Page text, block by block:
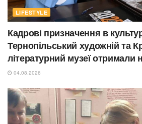
LIFESTYLE
Кадрові призначення в
Тернопільський художній та
літературний музеї отримали
04.08.2026